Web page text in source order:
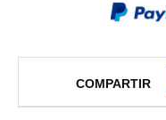
COMPARTIR